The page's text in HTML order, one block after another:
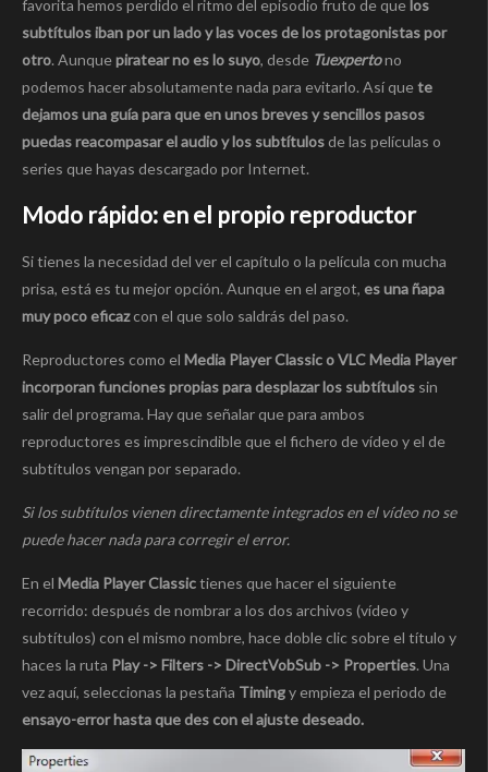
favorita hemos perdido el ritmo del episodio fruto de quelos
subtítulos iban por un lado y las voces de los protagonistas por
otro. Aunquepiratear no es lo suyo, desde Tuexpertono
podemos hacer absolutamente nada para evitarlo. Así quete
dejamos una guía para que en unos breves y sencillos pasos
puedas reacompasar el audio y los subtítulosde las películas o
series que hayas descargado por Internet.
Modo rápido: en el propio reproductor
Si tienes la necesidad del ver el capítulo o la película con mucha
prisa, está es tu mejor opción. Aunque en el argot, es una ñapa
muy poco eficazcon el que solo saldrás del paso.
Reproductores como el Media Player Classic o VLC Media Player
incorporan funciones propias para desplazar los subtítulos sin
salir del programa. Hay que señalar que para ambos
reproductores es imprescindible que el fichero de vídeo y el de
subtítulos vengan por separado.
Si los subtítulos vienen directamente integrados en el vídeo no se
puede hacer nada para corregir el error.
En el Media Player Classictienes que hacer el siguiente
recorrido: después de nombrar a los dos archivos (vídeo y
subtítulos) con el mismo nombre, hace doble clic sobre el título y
haces la ruta Play -> Filters -> DirectVobSub -> Properties. Una
vez aquí, seleccionas la pestaña Timingy empieza el periodo de
ensayo-error hasta que des con el ajuste deseado.